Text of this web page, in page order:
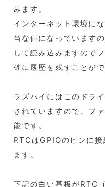
みます。
インターネット環境に
当な値になっています
して読み込みますので
確に履歴を残すことがで
ラズパイにはこのドラ
されていますので、フ
能です。
RTCはGPIOのピンに
ます。
下記の白い基板がRTC